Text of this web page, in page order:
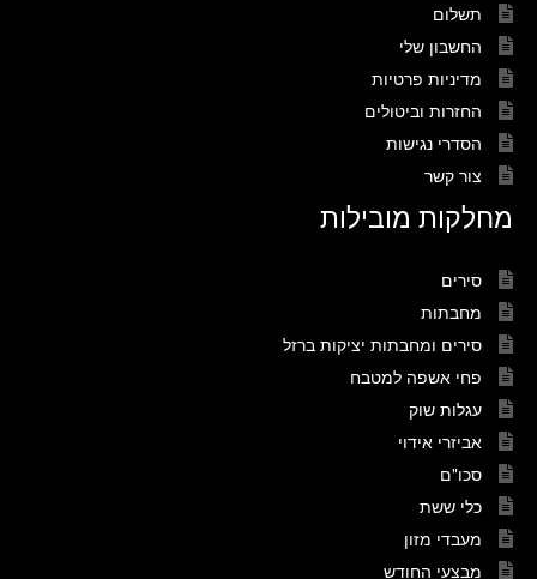
תשלום
החשבון שלי
מדיניות פרטיות
החזרות וביטולים
הסדרי נגישות
צור קשר
מחלקות מובילות
סירים
מחבתות
סירים ומחבתות יציקות ברזל
פחי אשפה למטבח
עגלות שוק
אביזרי אידוי
סכו"ם
כלי ששת
מעבדי מזון
מבצעי החודש